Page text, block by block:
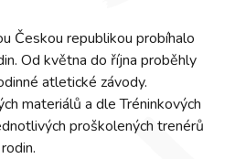
Českou republikou probíhalo
Od května do října proběhly
atletické závody.
materiálů a dle Tréninkových
proškolených trenérů